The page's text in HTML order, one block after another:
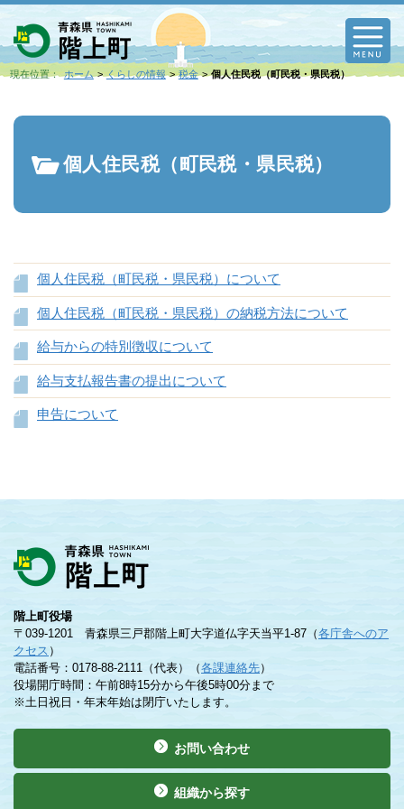
現在位置： ホーム くらしの情報 税金 個人住民税（町民税・県民税）
個人住民税（町民税・県民税）
個人住民税（町民税・県民税）について
個人住民税（町民税・県民税）の納税方法について
給与からの特別徴収について
給与支払報告書の提出について
申告について
階上町役場
〒039-1201 青森県三戸郡階上町大字道仏字天当平1-87（各庁舎へのア
クセス ）
電話番号：0178-88-2111（代表）（各課連絡先）
役場開庁時間：午前8時15分から午後5時00分まで
※土日祝日・年末年始は閉庁いたします。
お問い合わせ
組織から探す